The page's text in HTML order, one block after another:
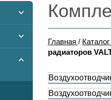
Главная / Каталог
радиаторов